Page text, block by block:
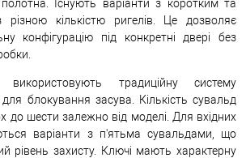
Існують варіанти з коротким та
кількістю ригелів. Це дозволяє
конфігурацію під конкретні двері без
традиційну систему
блокування засува. Кількість сувальд
до шести залежно від моделі. Для вхідних
варіанти з п'ятьма сувальдами, що
рівень захисту. Ключі мають характерну